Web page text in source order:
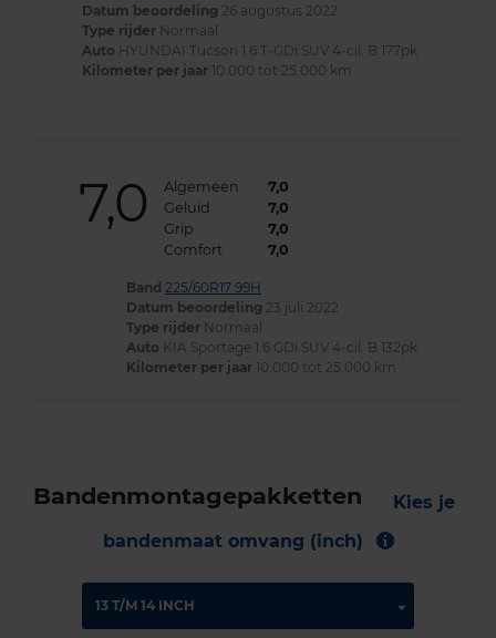
Datum beoordeling 26 augustus 2022
Type rijder Normaal
Auto HYUNDAI Tucson 1.6 T-GDi SUV 4-cil. B 177pk
Kilometer per jaar 10.000 tot 25.000 km
7,0 Algemeen
7,0
Geluid
7,0
Grip
7,0
Comfort
7,0
Band 225/60R17 99H
Datum beoordeling 23 juli 2022
Type rijder Normaal
Auto KIA Sportage 1.6 GDi SUV 4-cil. B 132pk
Kilometer per jaar 10.000 tot 25.000 km
Bandenmontagepakketten
Kies je
bandenmaat omvang (inch)